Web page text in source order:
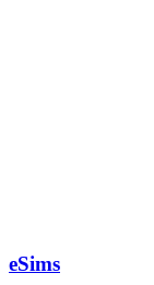
eSims